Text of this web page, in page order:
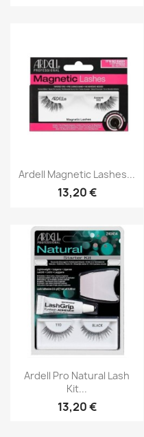
 Aperçu rapide
Ardell Magnetic Lashes...
13,20 €
Aperçu rapide
Ardell Pro Natural Lash
Kit...
13,20 €